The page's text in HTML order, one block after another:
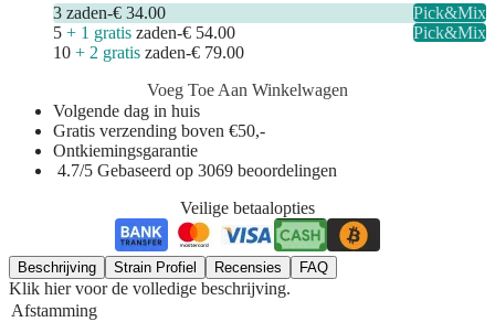
3 zaden-€ 34.00
Pick&Mix
5 + 1 gratis zaden-€ 54.00
Pick&Mix
10 + 2 gratis zaden-€ 79.00
Voeg Toe Aan Winkelwagen
Volgende dag in huis
Gratis verzending boven €50,-
Ontkiemingsgarantie
4.7/5 Gebaseerd op 3069 beoordelingen
Veilige betaalopties
Beschrijving Strain Profiel Recensies FAQ
Klik hier voor de volledige beschrijving.
Afstamming